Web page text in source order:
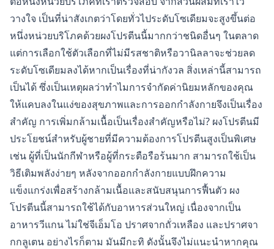
วางใจ เป็นที่น่าสังเกตว่าโดยทั่วไประดับโซเดียมจะสูงขึ้นต่อ
หนึ่งหน่วยบริโภคด้วยผงโปรตีนนี้มากกว่าชนิดอื่นๆ ในตลาด
แต่การเลือกใช้ตัวเลือกที่ไม่มีรสชาติหรือวานิลลาจะช่วยลด
ระดับโซเดียมลงได้หากเป็นเรื่องที่น่ากังวล สิ่งเหล่านี้สามารถ
เป็นได้ ซึ่งเป็นเหตุผลว่าทำไมการจำกัดค่านิยมหลักของคุณ
ให้แคบลงในแง่ของสุขภาพและการออกกำลังกายจึงเป็นเรื่อง
สำคัญ การเพิ่มกล้ามเนื้อเป็นเรื่องสำคัญหรือไม่? ผงโปรตีนมี
ประโยชน์สำหรับผู้ชายที่มีความต้องการโปรตีนสูงเป็นพิเศษ
เช่น ผู้ที่เป็นนักกีฬาหรือผู้ที่กระตือรือร้นมาก สามารถใช้เป็น
วิธีเติมพลังง่ายๆ หลังจากออกกำลังกายแบบฝึกความ
แข็งแกร่งเพื่อสร้างกล้ามเนื้อและสนับสนุนการฟื้นตัว ผง
โปรตีนนี้สามารถใช้ได้กับอาหารส่วนใหญ่ เนื่องจากเป็น
อาหารวีแกน ไม่ใช่จีเอ็มโอ ปราศจากถั่วเหลือง และปราศจา
กกลูเตน อย่างไรก็ตาม มันมีกะทิ ดังนั้นจึงไม่แนะนำหากคุณ